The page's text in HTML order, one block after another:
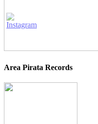
Area Pirata Records